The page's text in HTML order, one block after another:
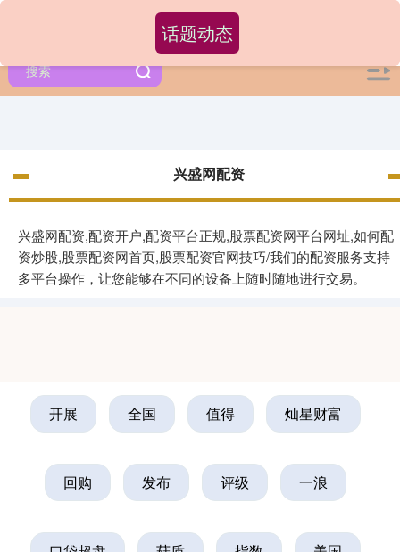
兴盛网配资
兴盛网配资,配资开户,配资平台正规,股票配资网平台网址,如何配
资炒股,股票配资网首页,股票配资官网技巧/我们的配资服务支持
多平台操作，让您能够在不同的设备上随时随地进行交易。
话题动态
开展 全国 值得 灿星财富
回购 发布 评级 一浪